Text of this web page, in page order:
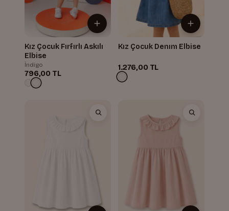
Kız Çocuk Fırfırlı Askılı
Elbise
İndigo
796,00 TL
Kız Çocuk Denım Elbise
1.276,00 TL